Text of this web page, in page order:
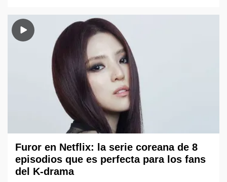
Furor en Netflix: la serie coreana de 8
episodios que es perfecta para los fans
del K-drama